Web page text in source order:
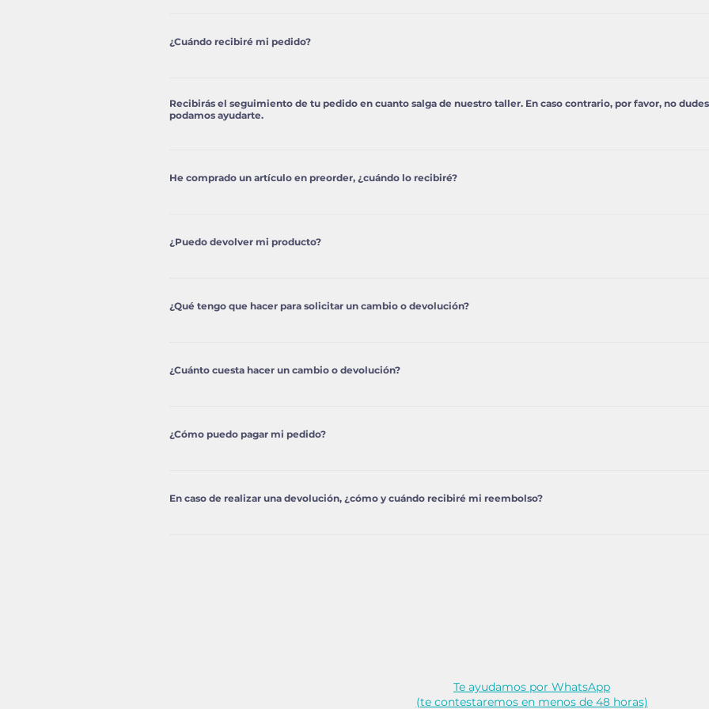
¿Cuándo recibiré mi pedido?
48h - 72h (a partir de 9,95€).
Recibirás el seguimiento de tu pedido en cuanto salga de nuestro taller. En caso contrario, por favor, no
podamos ayudarte.
favor, no dudes en contactarnos para que podamos ayudarte.
He comprado un artículo en preorder, ¿cuándo lo recibiré?
camino con un número de seguimiento.
¿Puedo devolver mi producto?
con dedicatria o la ropa a medida) no aceptan devoluciones salvo defecto de fábrica.
¿Qué tengo que hacer para solicitar un cambio o devolución?
¿Cuánto cuesta hacer un cambio o devolución?
daremos los detalles de como realizar la devolución paso a paso por email.
¿Cómo puedo pagar mi pedido?
En caso de realizar una devolución, ¿cómo y cuándo recibiré mi reembolso?
Te ayudamos por WhatsApp
(te contestaremos en menos de 48 horas)